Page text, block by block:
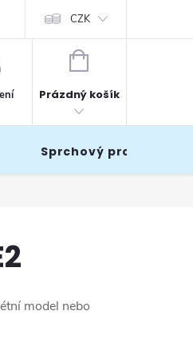
CZK
NÁKUPNÍ
Prázdný košík
Sprchový program
model nebo